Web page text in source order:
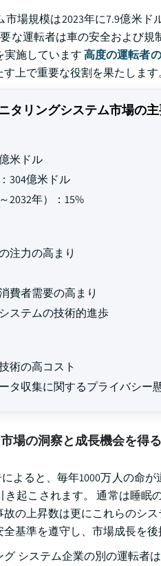
場規模は2023年に7.9億米ド
な運転者は車の安全および
実施しています高度の運転者
上で重要な役割を果たします
タリングシステム市場の
米ドル
304億米ドル
2032年）：15%
注力の高まり
費者需要の高まり
ステムの技術的進歩
術の高コスト
タ収集に関するプライバシー
市場の洞察と成長機会を得る
よると、毎年1000万人の命
起こされます。 通常は睡
の上昇数は更にこれらのシ
基準を遵守し、市場成長を後
システム企業の別の運転者